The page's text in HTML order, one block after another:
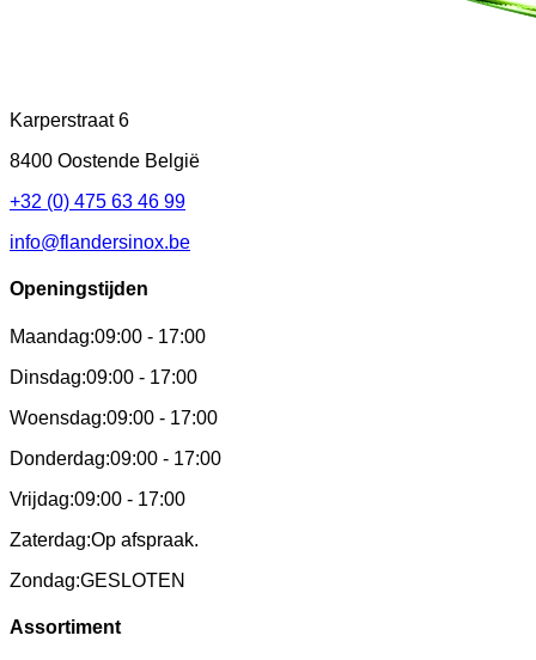
Karperstraat 6
8400 Oostende België
+32 (0) 475 63 46 99
info@flandersinox.be
Openingstijden
Maandag:09:00 - 17:00
Dinsdag:09:00 - 17:00
Woensdag:09:00 - 17:00
Donderdag:09:00 - 17:00
Vrijdag:09:00 - 17:00
Zaterdag:Op afspraak.
Zondag:GESLOTEN
Assortiment